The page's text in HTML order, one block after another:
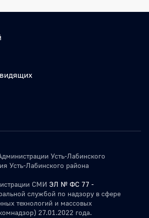
Усть-Лабинского
Усть-Лабинского района
СМИ ЭЛ № ФС 77 -
службой по надзору в сфере
технологий и массовых
27.01.2022 года.